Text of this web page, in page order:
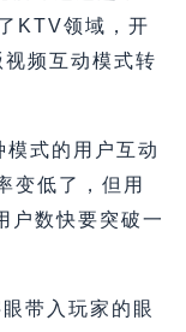
KTV领域，开
视频互动模式转
模式的用户互动
变低了，但用
户数快要突破一
带入玩家的眼